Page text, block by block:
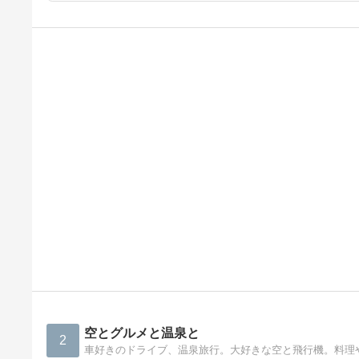
2 空とグルメと温泉と
車好きのドライブ、温泉旅行。大好きな空と飛行機。料理